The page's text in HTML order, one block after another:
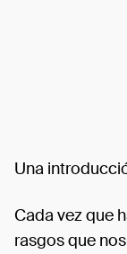
Una
Cada vez que
rasgos que